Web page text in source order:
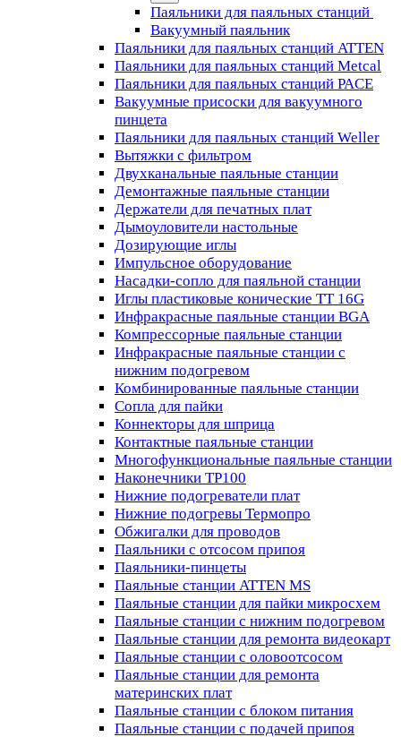
Паяльники для паяльных станций
Вакуумный паяльник
Паяльники для паяльных станций ATTEN
Паяльники для паяльных станций Metcal
Паяльники для паяльных станций PACE
Вакуумные присоски для вакуумного
пинцета
Паяльники для паяльных станций Weller
Вытяжки с фильтром
Двухканальные паяльные станции
Демонтажные паяльные станции
Держатели для печатных плат
Дымоуловители настольные
Дозирующие иглы
Импульсное оборудование
Насадки-сопло для паяльной станции
Иглы пластиковые конические TT 16G
Инфракрасные паяльные станции BGA
Компрессорные паяльные станции
Инфракрасные паяльные станции с
нижним подогревом
Комбинированные паяльные станции
Сопла для пайки
Коннекторы для шприца
Контактные паяльные станции
Многофункциональные паяльные станции
Наконечники TP100
Нижние подогреватели плат
Нижние подогревы Термопро
Обжигалки для проводов
Паяльники с отсосом припоя
Паяльники-пинцеты
Паяльные станции ATTEN MS
Паяльные станции для пайки микросхем
Паяльные станции с нижним подогревом
Паяльные станции для ремонта видеокарт
Паяльные станции с оловоотсосом
Паяльные станции для ремонта
материнских плат
Паяльные станции с блоком питания
Паяльные станции с подачей припоя